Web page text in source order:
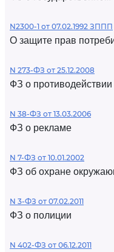
N2300-1 от 07.02.1992 ЗППП
О защите прав
N 273-ФЗ от 25.12.2008
ФЗ о противодействии
N 38-ФЗ от 13.03.2006
ФЗ о рекламе
N 7-ФЗ от 10.01.2002
ФЗ об охране
N 3-ФЗ от 07.02.2011
ФЗ о полиции
N 402-ФЗ от 06.12.2011